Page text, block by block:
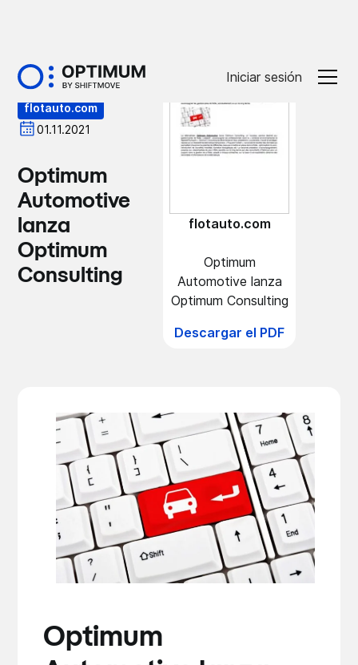
Iniciar sesión
flotauto.com
01.11.2021
Optimum
Automotive
lanza
Optimum
Consulting
flotauto.com
Optimum
Automotive lanza
Optimum Consulting
Descargar el PDF
Optimum